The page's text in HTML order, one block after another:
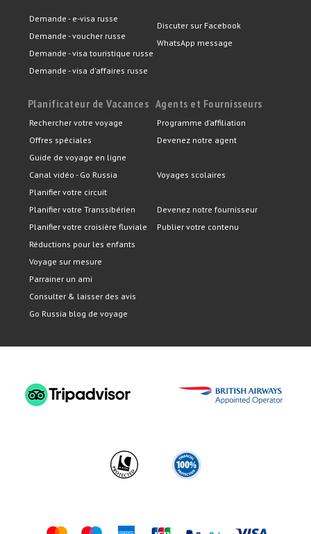
Demande - e-visa russe
Demande - voucher russe
Demande - visa touristique russe
Demande - visa d'affaires russe
Discuter sur Facebook
WhatsApp message
Planificateur de Vacances
Rechercher votre voyage
Offres spéciales
Guide de voyage en ligne
Canal vidéo - Go Russia
Planifier votre circuit
Planifier votre Transsibérien
Planifier votre croisière fluviale
Réductions pour les enfants
Voyage sur mesure
Parrainer un ami
Consulter & laisser des avis
Go Russia blog de voyage
Agents et Fournisseurs
Programme d’affiliation
Devenez notre agent
Voyages scolaires
Devenez notre fournisseur
Publier votre contenu